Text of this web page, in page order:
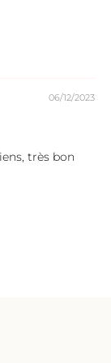
06/12/2023
très bon